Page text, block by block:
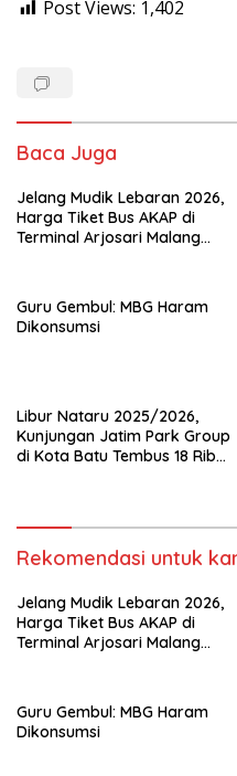
Post Views: 1,402
Baca Juga
Jelang Mudik Lebaran 2026,
Harga Tiket Bus AKAP di
Terminal Arjosari Malang
Guru Gembul: MBG Haram
Dikonsumsi
Libur Nataru 2025/2026,
Kunjungan Jatim Park Group
di Kota Batu Tembus 18 Ribu
Rekomendasi untuk
Jelang Mudik Lebaran 2026,
Harga Tiket Bus AKAP di
Terminal Arjosari Malang
Guru Gembul: MBG Haram
Dikonsumsi